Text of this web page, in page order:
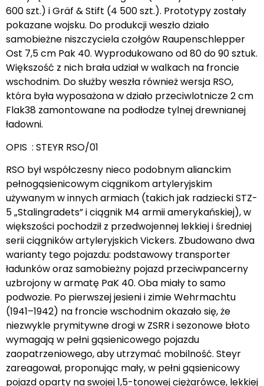
600 szt.) i Gräf & Stift (4 500 szt.). Prototypy zostały
pokazane wojsku. Do produkcji weszło działo
samobieżne niszczyciela czołgów Raupenschlepper
Ost 7,5 cm Pak 40. Wyprodukowano od 80 do 90 sztuk.
Większość z nich brała udział w walkach na froncie
wschodnim. Do służby weszła również wersja RSO,
która była wyposażona w działo przeciwlotnicze 2 cm
Flak38 zamontowane na podłodze tylnej drewnianej
ładowni.
OPIS : STEYR RSO/01
RSO był współczesny nieco podobnym alianckim
pełnogąsienicowym ciągnikom artyleryjskim
używanym w innych armiach (takich jak radziecki STZ-
5 „Stalingradets” i ciągnik M4 armii amerykańskiej), w
większości pochodził z przedwojennej lekkiej i średniej
serii ciągników artyleryjskich Vickers. Zbudowano dwa
warianty tego pojazdu: podstawowy transporter
ładunków oraz samobieżny pojazd przeciwpancerny
uzbrojony w armatę PaK 40. Oba miały to samo
podwozie. Po pierwszej jesieni i zimie Wehrmachtu
(1941–1942) na froncie wschodnim okazało się, że
niezwykle prymitywne drogi w ZSRR i sezonowe błoto
wymagają w pełni gąsienicowego pojazdu
zaopatrzeniowego, aby utrzymać mobilność. Steyr
zareagował, proponując mały, w pełni gąsienicowy
pojazd oparty na swojej 1,5-tonowej ciężarówce, lekkiej